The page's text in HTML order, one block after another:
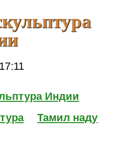
Индии
Тамил наду